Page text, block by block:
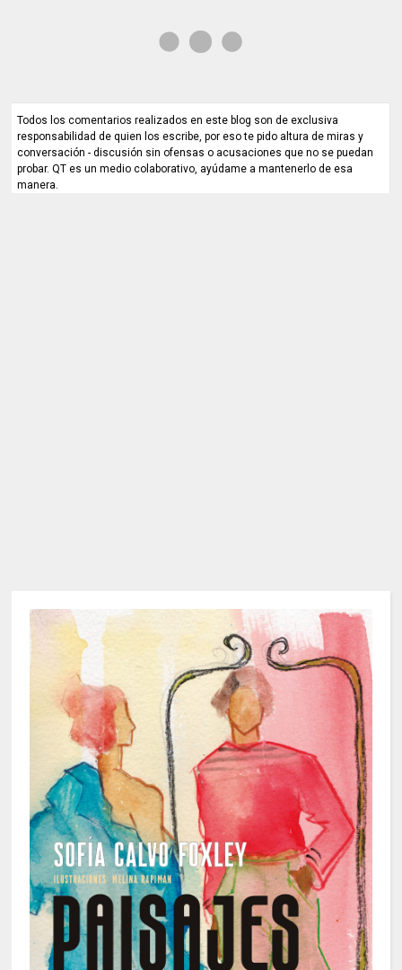
Todos los comentarios realizados en este blog son de exclusiva
responsabilidad de quien los escribe, por eso te pido altura de miras y
conversación - discusión sin ofensas o acusaciones que no se puedan
probar. QT es un medio colaborativo, ayúdame a mantenerlo de esa
manera.